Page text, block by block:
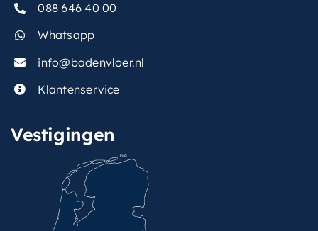
088 646 40 00
Whatsapp
info@badenvloer.nl
Klantenservice
Vestigingen